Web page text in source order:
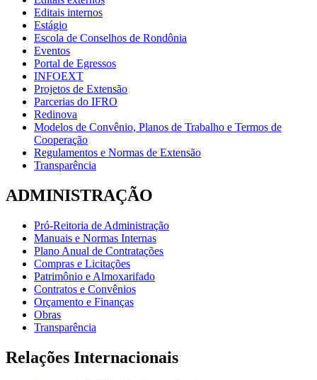
Editais internos
Estágio
Escola de Conselhos de Rondônia
Eventos
Portal de Egressos
INFOEXT
Projetos de Extensão
Parcerias do IFRO
Redinova
Modelos de Convênio, Planos de Trabalho e Termos de
Cooperação
Regulamentos e Normas de Extensão
Transparência
ADMINISTRAÇÃO
Pró-Reitoria de Administração
Manuais e Normas Internas
Plano Anual de Contratações
Compras e Licitações
Patrimônio e Almoxarifado
Contratos e Convênios
Orçamento e Finanças
Obras
Transparência
Relações Internacionais